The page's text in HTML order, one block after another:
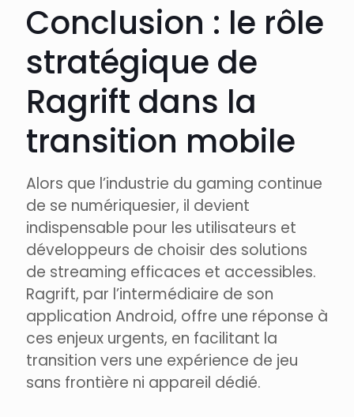
Conclusion : le rôle
stratégique de
Ragrift dans la
transition mobile
Alors que l’industrie du gaming continue
de se numériquesier, il devient
indispensable pour les utilisateurs et
développeurs de choisir des solutions
de streaming efficaces et accessibles.
Ragrift, par l’intermédiaire de son
application Android, offre une réponse à
ces enjeux urgents, en facilitant la
transition vers une expérience de jeu
sans frontière ni appareil dédié.